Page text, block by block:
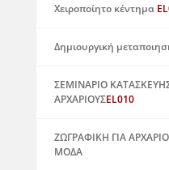
Χειροποίητο κέντημα
Δημιουργική
ΣΕΜΙΝΑΡΙΟ
ΑΡΧΑΡΙΟΥΣEL010
ΖΩΓΡΑΦΙΚΗ ΓΙΑ
ΜΟΔΑ